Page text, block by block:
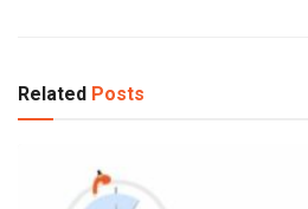
Related Posts